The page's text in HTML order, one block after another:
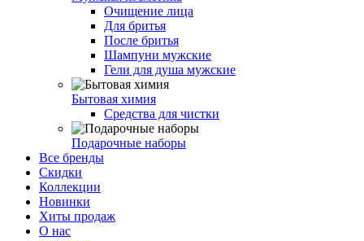
Очищение лица
Для бритья
После бритья
Шампуни мужские
Гели для душа мужские
Бытовая химия
Средства для чистки
Подарочные наборы
Все бренды
Скидки
Коллекции
Новинки
Хиты продаж
О нас